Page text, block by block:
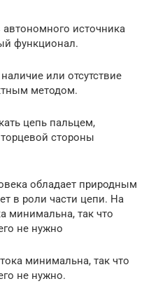
источника
функционал.
или отсутствие
методом.
цепь пальцем,
стороны
обладает природным
в роли части цепи. На
минимальна, так что
не нужно
минимальна, так что
не нужно.